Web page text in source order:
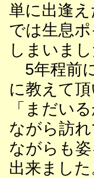
単に出逢
では生息
しまいまし
5年程前
に教えて
「まだい
ながら訪
ながらも
出来まし